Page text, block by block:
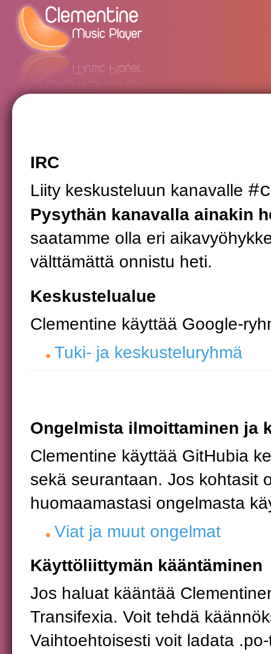
IRC
Liity keskusteluun kanavalle
Pysythän kanavalla ainakin
saatamme olla eri
välttämättä onnistu heti.
Keskustelualue
Clementine käyttää Google-
Tuki- ja keskusteluryhmä
Ongelmista ilmoittaminen ja
Clementine käyttää GitHubia
sekä seurantaan. Jos kohtasit
huomaamastasi ongelmasta
Viat ja muut ongelmat
Käyttöliittymän kääntäminen
Jos haluat kääntää
Transifexia. Voit tehdä
Vaihtoehtoisesti voit ladata